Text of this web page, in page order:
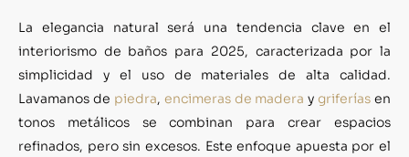
La elegancia natural será una tendencia clave en el
interiorismo de baños para 2025, caracterizada por la
simplicidad y el uso de materiales de alta calidad.
Lavamanos de piedra, encimeras de madera ygriferías en
tonos metálicos se combinan para crear espacios
refinados, pero sin excesos. Este enfoque apuesta por el